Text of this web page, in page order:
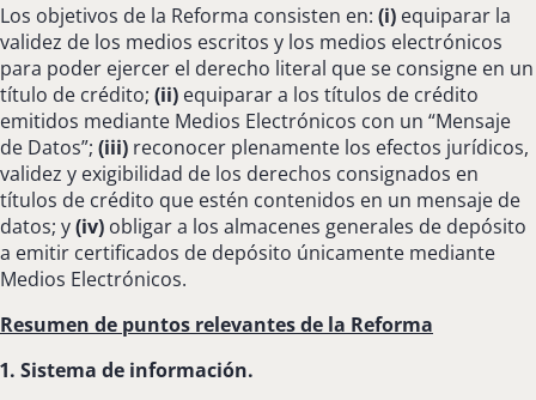
Los objetivos de la Reforma consisten en: (i) equiparar la
validez de los medios escritos y los medios electrónicos
para poder ejercer el derecho literal que se consigne en un
título de crédito; (ii) equiparar a los títulos de crédito
emitidos mediante Medios Electrónicos con un “Mensaje
de Datos”; (iii) reconocer plenamente los efectos jurídicos,
validez y exigibilidad de los derechos consignados en
títulos de crédito que estén contenidos en un mensaje de
datos; y(iv) obligar a los almacenes generales de depósito
a emitir certificados de depósito únicamente mediante
Medios Electrónicos.
Resumen de puntos relevantes de la Reforma
1. Sistema de información.